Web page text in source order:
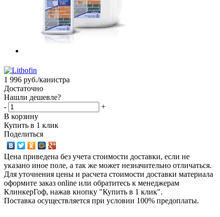
1 996 руб./канистра
Достаточно
Нашли дешевле?
-
+
В корзину
Купить в 1 клик
Поделиться
Цена приведена без учета стоимости доставки, если не
указано иное поле, а так же может незначительно отличаться.
Для уточнения цены и расчета стоимости доставки материала
оформите заказ online или обратитесь к менеджерам
КлинкерГоф, нажав кнопку "Купить в 1 клик".
Поставка осуществляется при условии 100% предоплаты.